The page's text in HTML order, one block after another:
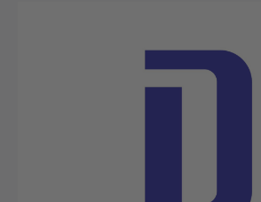
Ignorar galeria de imagens